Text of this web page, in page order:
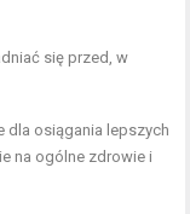
się przed, w
dla osiągania lepszych
na ogólne zdrowie i